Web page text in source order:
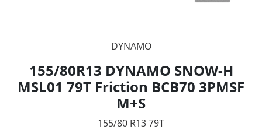
DYNAMO
155/80R13 DYNAMO SNOW-H
MSL01 79T Friction BCB70 3PMSF
M+S
155/80 R13 79T